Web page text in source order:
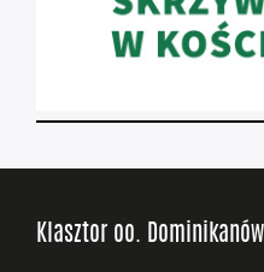
Klasztor oo.